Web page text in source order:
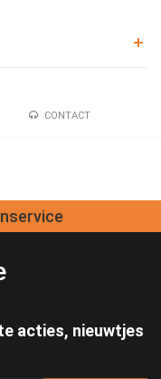
CONTACT
acties, nieuwtjes